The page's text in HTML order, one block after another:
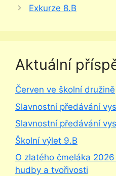
Exkurze 8.B
Aktuální
Červen ve školní družině
Slavnostní předávání
Slavnostní předávání
Školní výlet 9.B
O zlatého čmeláka
hudby a tvořivosti